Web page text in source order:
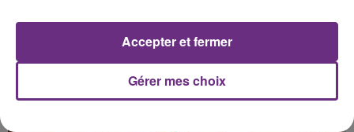
Mr Know It All
COOPER
10h24
10h24
Gérer mes choix
Accepter et fermer